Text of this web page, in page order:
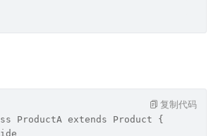
ProductA extends Product {
复制代码